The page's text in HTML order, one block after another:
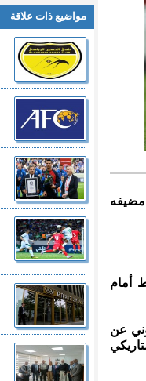
مضيفه
الفوز إلى 59 نقطة، في المركز الثالث، بفارق 3 نقاط أمام
18، عندما عجز أنتوني عن
مواضيع ذات علاقة